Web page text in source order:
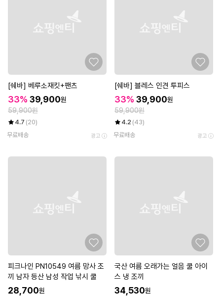
[쉐바] 베루소재킷+팬츠
33% 39,900원
59,900원
4.7 (20)
무료배송
광고
[쉐바] 블레스 인견 투피스
33% 39,900원
59,900원
4.2 (43)
무료배송
광고
피크나인 PN10549 여름 망사 조
끼 남자 등산 남성 작업 낚시 쿨
28,700원
국산 여름 오래가는 얼음 쿨 아이
스 냉 조끼
34,530원